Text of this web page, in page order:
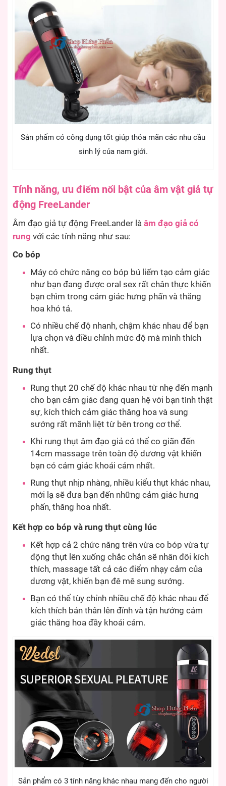
Sản phẩm có công dụng tốt giúp thỏa mãn các nhu cầu
sinh lý của nam giới.
Tính năng, ưu điểm nổi bật của âm vật giả tự
động FreeLander
Âm đạo giả tự động FreeLander là âm đạo giả có
rung với các tính năng như sau:
Co bóp
Máy có chức năng co bóp bú liếm tạo cảm giác
như bạn đang được oral sex rất chân thực khiến
bạn chìm trong cảm giác hưng phấn và thăng
hoa khó tả.
Có nhiều chế độ nhanh, chậm khác nhau để bạn
lựa chọn và điều chỉnh mức độ mà mình thích
nhất.
Rung thụt
Rung thụt 20 chế độ khác nhau từ nhẹ đến mạnh
cho bạn cảm giác đang quan hệ với bạn tình thật
sự, kích thích cảm giác thăng hoa và sung
sướng rất mãnh liệt từ bên trong cơ thể.
Khi rung thụt âm đạo giả có thể co giãn đến
14cm massage trên toàn độ dương vật khiến
bạn có cảm giác khoái cảm nhất.
Rung thụt nhịp nhàng, nhiều kiểu thụt khác nhau,
mới lạ sẽ đưa bạn đến những cảm giác hưng
phấn, thăng hoa nhất.
Kết hợp co bóp và rung thụt cùng lúc
Kết hợp cả 2 chức năng trên vừa co bóp vừa tự
động thụt lên xuống chắc chắn sẽ nhân đôi kích
thích, massage tất cả các điểm nhạy cảm của
dương vật, khiến bạn đê mê sung sướng.
Bạn có thể tùy chỉnh nhiều chế độ khác nhau để
kích thích bản thân lên đỉnh và tận hưởng cảm
giác thăng hoa đầy khoái cảm.
Sản phẩm có 3 tính năng khác nhau mang đến cho người